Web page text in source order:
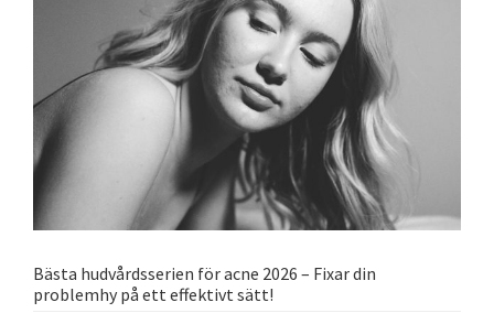
Bästa hudvårdsserien för acne 2026 – Fixar din
problemhy på ett effektivt sätt!